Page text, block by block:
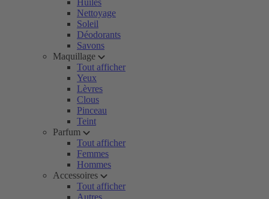
Huiles
Nettoyage
Soleil
Déodorants
Savons
Maquillage
Tout afficher
Yeux
Lèvres
Clous
Pinceau
Teint
Parfum
Tout afficher
Femmes
Hommes
Accessoires
Tout afficher
Autres